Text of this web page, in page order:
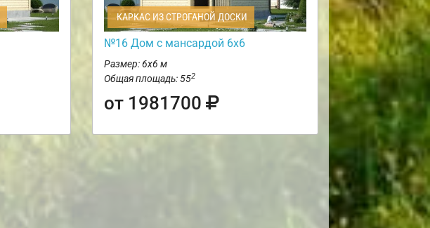
КАРКАС ИЗ СТРОГАНОЙ ДОСКИ
№16 Дом с мансардой 6х6
Размер: 6х6 м
Общая площадь: 552
от 1981700